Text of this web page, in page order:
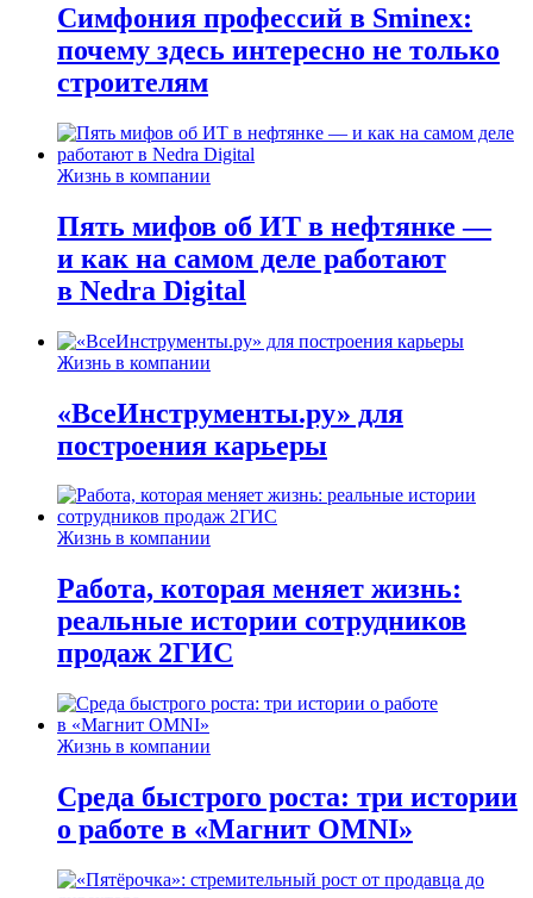
Симфония профессий в Sminex:
почему здесь интересно не только
строителям
Жизнь в компании
Пять мифов об ИТ в нефтянке —
и как на самом деле работают
в Nedra Digital
Жизнь в компании
«ВсеИнструменты.ру» для
построения карьеры
Жизнь в компании
Работа, которая меняет жизнь:
реальные истории сотрудников
продаж 2ГИС
Жизнь в компании
Среда быстрого роста: три истории
о работе в «Магнит OMNI»